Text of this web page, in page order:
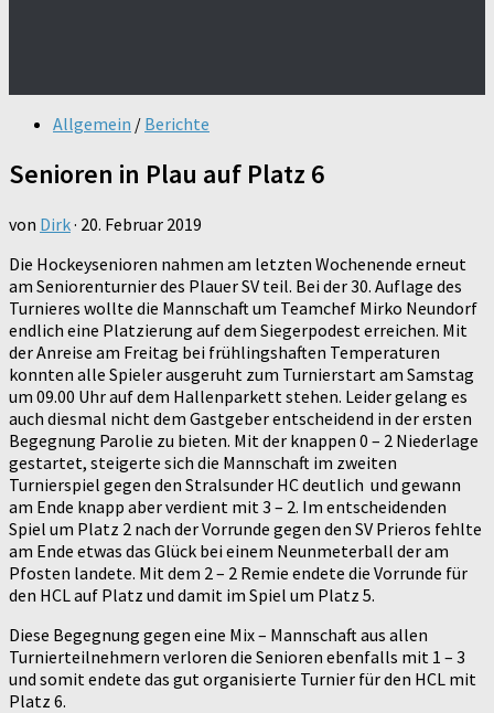
Allgemein / Berichte
Senioren in Plau auf Platz 6
von Dirk· 20. Februar 2019
Die Hockeysenioren nahmen am letzten Wochenende erneut
am Seniorenturnier des Plauer SV teil. Bei der 30. Auflage des
Turnieres wollte die Mannschaft um Teamchef Mirko Neundorf
endlich eine Platzierung auf dem Siegerpodest erreichen. Mit
der Anreise am Freitag bei frühlingshaften Temperaturen
konnten alle Spieler ausgeruht zum Turnierstart am Samstag
um 09.00 Uhr auf dem Hallenparkett stehen. Leider gelang es
auch diesmal nicht dem Gastgeber entscheidend in der ersten
Begegnung Parolie zu bieten. Mit der knappen 0 – 2 Niederlage
gestartet, steigerte sich die Mannschaft im zweiten
Turnierspiel gegen den Stralsunder HC deutlich und gewann
am Ende knapp aber verdient mit 3 – 2. Im entscheidenden
Spiel um Platz 2 nach der Vorrunde gegen den SV Prieros fehlte
am Ende etwas das Glück bei einem Neunmeterball der am
Pfosten landete. Mit dem 2 – 2 Remie endete die Vorrunde für
den HCL auf Platz und damit im Spiel um Platz 5.
Diese Begegnung gegen eine Mix – Mannschaft aus allen
Turnierteilnehmern verloren die Senioren ebenfalls mit 1 – 3
und somit endete das gut organisierte Turnier für den HCL mit
Platz 6.